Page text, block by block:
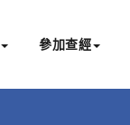
參加查經